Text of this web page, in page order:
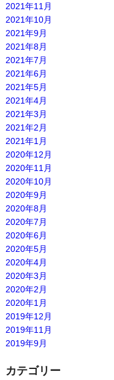
2021年11月
2021年10月
2021年9月
2021年8月
2021年7月
2021年6月
2021年5月
2021年4月
2021年3月
2021年2月
2021年1月
2020年12月
2020年11月
2020年10月
2020年9月
2020年8月
2020年7月
2020年6月
2020年5月
2020年4月
2020年3月
2020年2月
2020年1月
2019年12月
2019年11月
2019年9月
カテゴリー